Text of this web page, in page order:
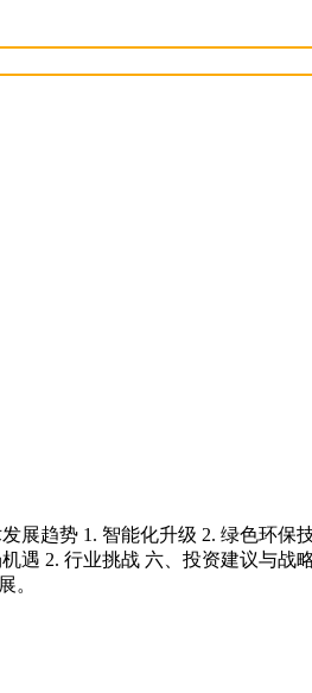
趋势 1. 智能化升级 2. 绿色环保
遇 2. 行业挑战 六、投资建议与战
。